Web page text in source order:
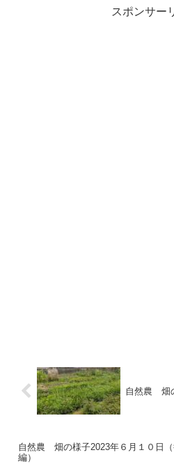
スポンサー
自然農 畑
自然農 畑の様子2023年６月１０日（
編）